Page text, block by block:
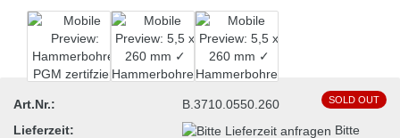
SOLD OUT
Art.Nr.:
B.3710.0550.260
Lieferzeit:
Bitte